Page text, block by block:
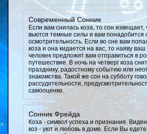
Современный Сонник
Если вам снилась коза, то сон извещает,
вьются темные силы и вам понадобится
осмотрительность. Если во сне вам
коза и она кидается на вас, то наяву
человек предложит вам отправиться в
путешествие. В ночь на четверг коза
празднику, радостному событию или
знакомства. Такой же сон на субботу
рассудительности,
самооценке.
Сонник Фрейда
Коза - символ успеха и признания.
коз - уют и любовь в доме. Если Вы